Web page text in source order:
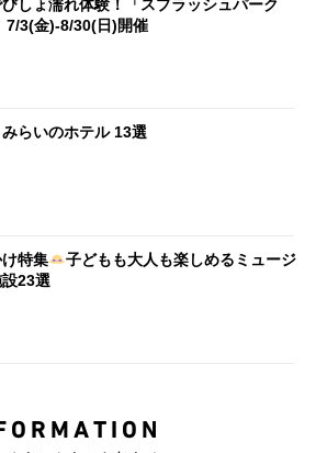
しょ濡れ体験！「スプラッシュパーク
7/3(金)-8/30(日)開催
らいのホテル 13選
特集
子どもも大人も楽しめるミュージ
23選